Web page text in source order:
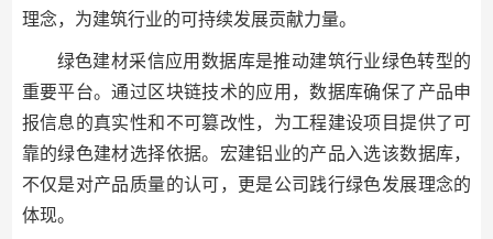
理念，为建筑行业的可持续发展贡献力量。
绿色建材采信应用数据库是推动建筑行业绿色转型的
重要平台。通过区块链技术的应用，数据库确保了产品申
报信息的真实性和不可篡改性，为工程建设项目提供了可
靠的绿色建材选择依据。宏建铝业的产品入选该数据库，
不仅是对产品质量的认可，更是公司践行绿色发展理念的
体现。